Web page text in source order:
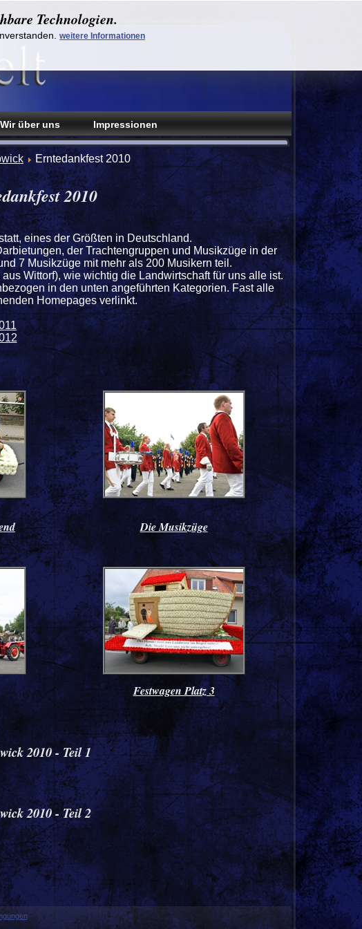
Wir über uns Impressionen
Technologien.
weitere Informationen
Erntedankfest 2010
2010
eines der Größten in Deutschland.
der Trachtengruppen und Musikzüge in der
7 Musikzüge mit mehr als 200 Musikern teil.
Wittorf), wie wichtig die Landwirtschaft für uns alle ist.
in den unten angeführten Kategorien. Fast alle
Homepages verlinkt.
Die Musikzüge
Festwagen Platz 3
2010 - Teil 1
2010 - Teil 2